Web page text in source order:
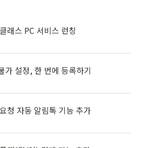
래스 PC 서비스 런칭
가 설정, 한 번에 등록하기
청 자동 알림톡 기능 추가